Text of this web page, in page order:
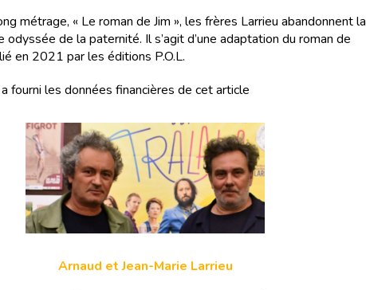
métrage, « Le roman de Jim », les frères Larrieu abandonnent la
odyssée de la paternité. Il s’agit d’une adaptation du roman de
en 2021 par les éditions P.O.L.
fourni les données financières de cet article
Arnaud et Jean-Marie Larrieu